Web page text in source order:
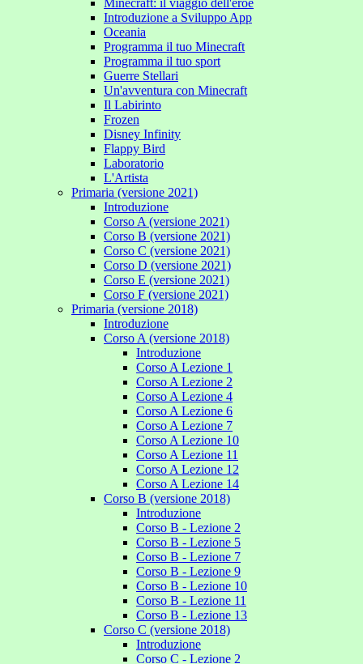
Minecraft: il viaggio dell'eroe
Introduzione a Sviluppo App
Oceania
Programma il tuo Minecraft
Programma il tuo sport
Guerre Stellari
Un'avventura con Minecraft
Il Labirinto
Frozen
Disney Infinity
Flappy Bird
Laboratorio
L'Artista
Primaria (versione 2021)
Introduzione
Corso A (versione 2021)
Corso B (versione 2021)
Corso C (versione 2021)
Corso D (versione 2021)
Corso E (versione 2021)
Corso F (versione 2021)
Primaria (versione 2018)
Introduzione
Corso A (versione 2018)
Introduzione
Corso A Lezione 1
Corso A Lezione 2
Corso A Lezione 4
Corso A Lezione 6
Corso A Lezione 7
Corso A Lezione 10
Corso A Lezione 11
Corso A Lezione 12
Corso A Lezione 14
Corso B (versione 2018)
Introduzione
Corso B - Lezione 2
Corso B - Lezione 5
Corso B - Lezione 7
Corso B - Lezione 9
Corso B - Lezione 10
Corso B - Lezione 11
Corso B - Lezione 13
Corso C (versione 2018)
Introduzione
Corso C - Lezione 2